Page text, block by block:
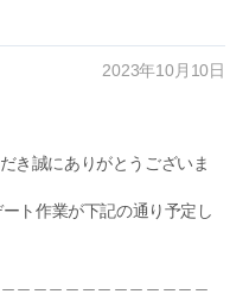
2023年10月10日
き誠にありがとうございま
ト作業が下記の通り予定し